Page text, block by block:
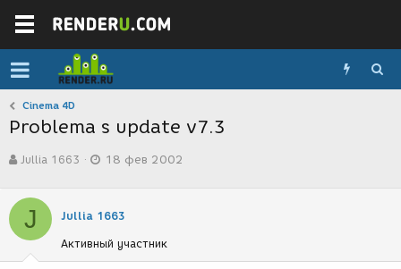
Cinema 4D
Problema s update v7.3
в
о
т
е
м
Jullia 1663
а
с
з
д
18 фев 2002
J Jullia 1663
Активный участник